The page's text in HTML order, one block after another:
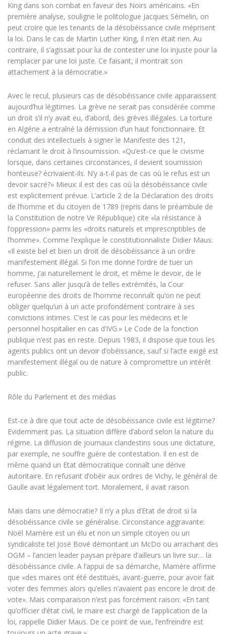
King dans son combat en faveur des Noirs américains. «En
première analyse, souligne le politologue Jacques Sémelin, on
peut croire que les tenants de la désobéissance civile méprisent
la loi. Dans le cas de Martin Luther King, il n’en était rien. Au
contraire, il s’agissait pour lui de contester une loi injuste pour la
remplacer par une loi juste. Ce faisant, il montrait son
attachement à la démocratie.»
Avec le recul, plusieurs cas de désobéissance civile apparaissent
aujourd’hui légitimes. La grève ne serait pas considérée comme
un droit s’il n’y avait eu, d’abord, des grèves illégales. La torture
en Algérie a entraîné la démission d’un haut fonctionnaire. Et
conduit des intellectuels à signer le Manifeste des 121,
réclamant le droit à l’insoumission. «Qu’est-ce que le civisme
lorsque, dans certaines circonstances, il devient soumission
honteuse? écrivaient-ils. N’y a-t-il pas de cas où le refus est un
devoir sacré?» Mieux: il est des cas où la désobéissance civile
est explicitement prévue. L’article 2 de la Déclaration des droits
de l’homme et du citoyen de 1789 (repris dans le préambule de
la Constitution de notre Ve République) cite «la résistance à
l’oppression» parmi les «droits naturels et imprescriptibles de
l’homme». Comme l’explique le constitutionnaliste Didier Maus:
«Il existe bel et bien un droit de désobéissance à un ordre
manifestement illégal. Si l’on me donne l’ordre de tuer un
homme, j’ai naturellement le droit, et même le devoir, de le
refuser. Sans aller jusqu’à de telles extrémités, la Cour
européenne des droits de l’homme reconnaît qu’on ne peut
obliger quelqu’un à un acte profondément contraire à ses
convictions intimes. C’est le cas pour les médecins et le
personnel hospitalier en cas d’IVG.» Le Code de la fonction
publique n’est pas en reste. Depuis 1983, il dispose que tous les
agents publics ont un devoir d’obéissance, sauf si l’acte exigé est
manifestement illégal ou de nature à compromettre un intérêt
public.
Rôle du Parlement et des médias
Est-ce à dire que tout acte de désobéissance civile est légitime?
Evidemment pas. La situation diffère d’abord selon la nature du
régime. La diffusion de journaux clandestins sous une dictature,
par exemple, ne souffre guère de contestation. Il en est de
même quand un Etat démocratique connaît une dérive
autoritaire. En refusant d’obéir aux ordres de Vichy, le général de
Gaulle avait légalement tort. Moralement, il avait raison.
Mais dans une démocratie? Il n’y a plus d’Etat de droit si la
désobéissance civile se généralise. Circonstance aggravante:
Noël Mamère est un élu et non un simple citoyen ou un
syndicaliste tel José Bové démontant un McDo ou arrachant des
OGM – l’ancien leader paysan prépare d’ailleurs un livre sur… la
désobéissance civile. A l’appui de sa démarche, Mamère affirme
que «des maires ont été destitués, avant-guerre, pour avoir fait
voter des femmes alors qu’elles n’avaient pas encore le droit de
vote». Mais comparaison n’est pas forcément raison: «En tant
qu’officier d’état civil, le maire est chargé de l’application de la
loi, rappelle Didier Maus. De ce point de vue, l’enfreindre est